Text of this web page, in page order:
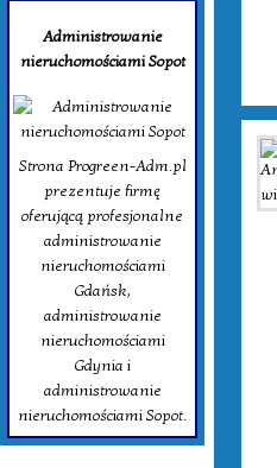
Administrowanie
nieruchomościami Sopot
Strona Progreen-Adm.pl
prezentuje firmę
oferującą profesjonalne
administrowanie
nieruchomościami
Gdańsk,
administrowanie
nieruchomościami
Gdynia i
administrowanie
nieruchomościami Sopot.